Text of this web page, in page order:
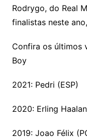
Rodrygo, do Real
finalistas neste
Confira os últimos
Boy
2021: Pedri (ESP)
2020: Erling
2019: Joao Félix